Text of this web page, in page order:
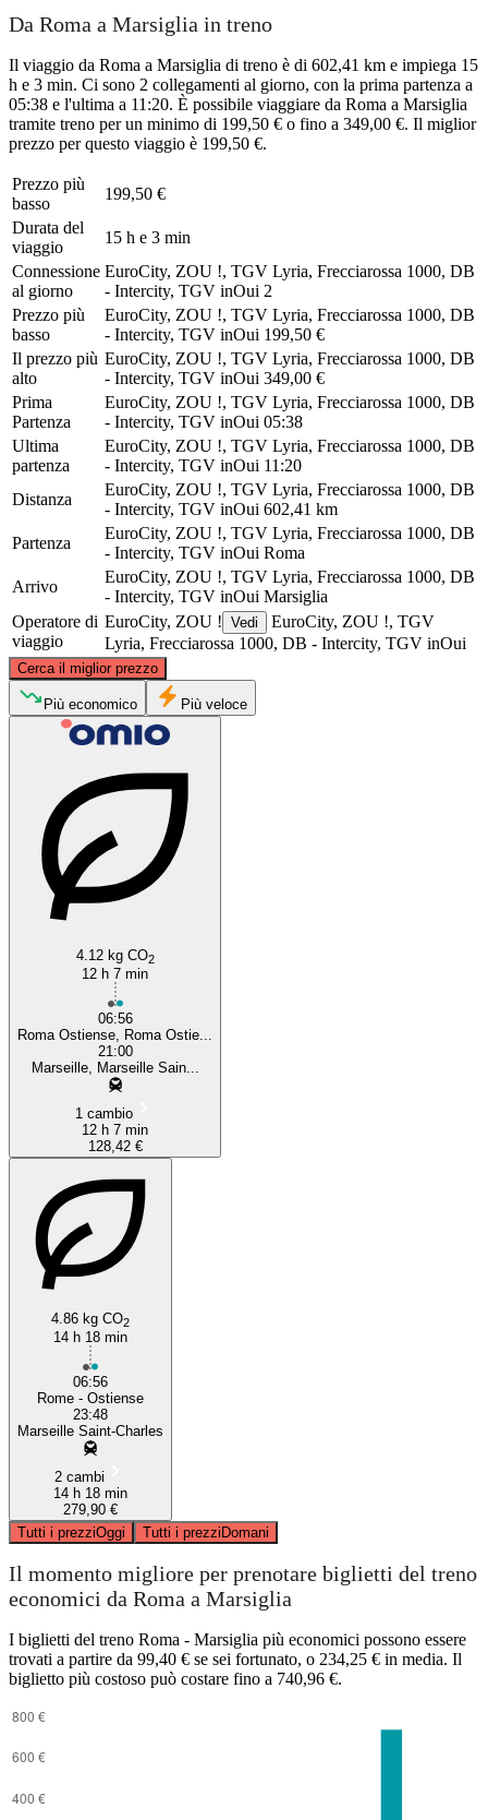
Da Roma a Marsiglia in treno
Il viaggio da Roma a Marsiglia di treno è di 602,41 km e impiega 15
h e 3 min. Ci sono 2 collegamenti al giorno, con la prima partenza a
05:38 e l'ultima a 11:20. È possibile viaggiare da Roma a Marsiglia
tramite treno per un minimo di 199,50 € o fino a 349,00 €. Il miglior
prezzo per questo viaggio è 199,50 €.
Prezzo più
basso
199,50 €
Durata del
viaggio
15 h e 3 min
Connessione
al giorno
EuroCity, ZOU !, TGV Lyria, Frecciarossa 1000, DB
- Intercity, TGV inOui 2
Prezzo più
basso
EuroCity, ZOU !, TGV Lyria, Frecciarossa 1000, DB
- Intercity, TGV inOui 199,50 €
Il prezzo più
alto
EuroCity, ZOU !, TGV Lyria, Frecciarossa 1000, DB
- Intercity, TGV inOui 349,00 €
Prima
Partenza
EuroCity, ZOU !, TGV Lyria, Frecciarossa 1000, DB
- Intercity, TGV inOui 05:38
Ultima
partenza
EuroCity, ZOU !, TGV Lyria, Frecciarossa 1000, DB
- Intercity, TGV inOui 11:20
Distanza
EuroCity, ZOU !, TGV Lyria, Frecciarossa 1000, DB
- Intercity, TGV inOui 602,41 km
Partenza
EuroCity, ZOU !, TGV Lyria, Frecciarossa 1000, DB
- Intercity, TGV inOui Roma
Arrivo
EuroCity, ZOU !, TGV Lyria, Frecciarossa 1000, DB
- Intercity, TGV inOui Marsiglia
Operatore di
viaggio
EuroCity, ZOU ! Vedi
EuroCity, ZOU !, TGV
Lyria, Frecciarossa 1000, DB - Intercity, TGV inOui
Cerca il miglior prezzo
©CARTO, ©OpenStreetMap contributors
Più economico Più veloce
4.12 kg CO2
12 h 7 min
06:56
Roma Ostiense, Roma Ostie...
21:00
Marseille, Marseille Sain...
1 cambio
12 h 7 min
128,42 €
4.86 kg CO2
14 h 18 min
06:56
Rome - Ostiense
23:48
Marseille Saint-Charles
2 cambi
14 h 18 min
279,90 €
Tutti i prezziOggi Tutti i prezziDomani
Il momento migliore per prenotare biglietti del treno
economici da Roma a Marsiglia
I biglietti del treno Roma - Marsiglia più economici possono essere
trovati a partire da 99,40 € se sei fortunato, o 234,25 € in media. Il
biglietto più costoso può costare fino a 740,96 €.